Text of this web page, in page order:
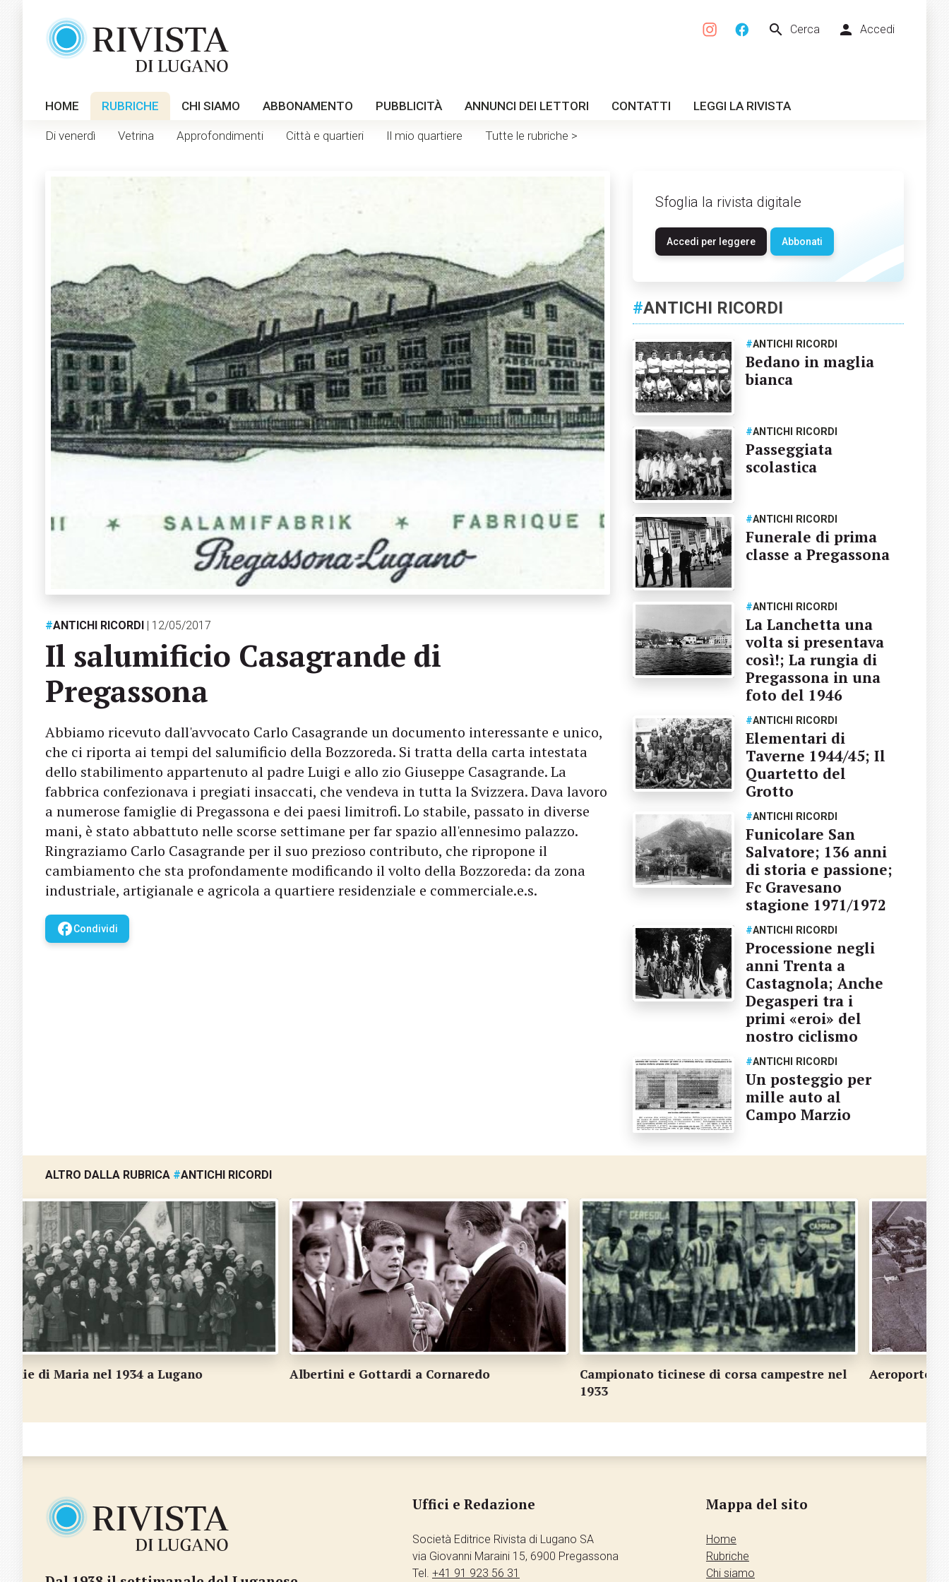
search Cerca person Accedi
HOME RUBRICHE CHI SIAMO ABBONAMENTO PUBBLICITÀ ANNUNCI DEI LETTORI CONTATTI LEGGI LA RIVISTA
Di venerdì Vetrina Approfondimenti Città e quartieri Il mio quartiere Tutte le rubriche >
#ANTICHI RICORDI | 12/05/2017
Il salumificio Casagrande di
Pregassona
Abbiamo ricevuto dall'avvocato Carlo Casagrande un documento interessante e unico,
che ci riporta ai tempi del salumificio della Bozzoreda. Si tratta della carta intestata
dello stabilimento appartenuto al padre Luigi e allo zio Giuseppe Casagrande. La
fabbrica confezionava i pregiati insaccati, che vendeva in tutta la Svizzera. Dava lavoro
a numerose famiglie di Pregassona e dei paesi limitrofi. Lo stabile, passato in diverse
mani, è stato abbattuto nelle scorse settimane per far spazio all'ennesimo palazzo.
Ringraziamo Carlo Casagrande per il suo prezioso contributo, che ripropone il
cambiamento che sta profondamente modificando il volto della Bozzoreda: da zona
industriale, artigianale e agricola a quartiere residenziale e commerciale.e.s.
facebookCondividi
Sfoglia la rivista digitale
Accedi per leggere Abbonati
#ANTICHI RICORDI
#ANTICHI RICORDI
Bedano in maglia
bianca
#ANTICHI RICORDI
Passeggiata
scolastica
#ANTICHI RICORDI
Funerale di prima
classe a Pregassona
#ANTICHI RICORDI
La Lanchetta una
volta si presentava
così!; La rungia di
Pregassona in una
foto del 1946
#ANTICHI RICORDI
Elementari di
Taverne 1944/45; Il
Quartetto del
Grotto
#ANTICHI RICORDI
Funicolare San
Salvatore; 136 anni
di storia e passione;
Fc Gravesano
stagione 1971/1972
#ANTICHI RICORDI
Processione negli
anni Trenta a
Castagnola; Anche
Degasperi tra i
primi «eroi» del
nostro ciclismo
#ANTICHI RICORDI
Un posteggio per
mille auto al
Campo Marzio
ALTRO DALLA RUBRICA #ANTICHI RICORDI
Albertini e Gottardi a Cornaredo
Campionato ticinese di corsa campestre nel
Aeroporto di Agno e dintorni nel 1968 Asilo
Uffici e Redazione
Società Editrice Rivista di Lugano SA
via Giovanni Maraini 15, 6900 Pregassona
Tel. +41 91 923 56 31
Mappa del sito
Home
Rubriche
Chi siamo